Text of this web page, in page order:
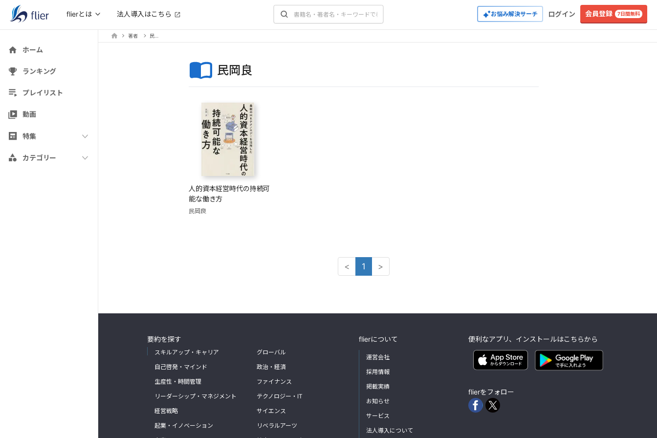
flierとは 法人導入はこちら お悩み解決サーチ ログイン 会員登録 7日間無料
ホーム
ランキング
プレイリスト
動画
特集
カテゴリー
著者
民岡良
人的資本経営時代の持続可
能な働き方
民岡良
< 1 >
要約を探す
スキルアップ・キャリア
自己啓発・マインド
生産性・時間管理
リーダーシップ・マネジメント
経営戦略
起業・イノベーション
グローバル
政治・経済
ファイナンス
テクノロジー・IT
サイエンス
リベラルアーツ
flierについて
運営会社
採用情報
掲載実績
お知らせ
サービス
法人導入について
便利なアプリ、インストールはこちらから
flierをフォロー